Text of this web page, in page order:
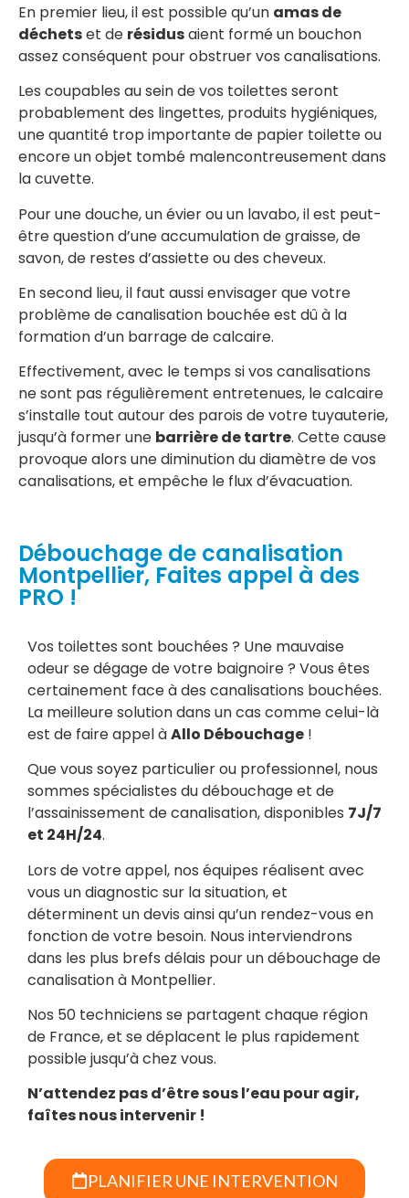
En premier lieu, il est possible qu’un amas de
déchetset de résidusaient formé un bouchon
assez conséquent pour obstruer vos canalisations.
Les coupables au sein de vos toilettes seront
probablement des lingettes, produits hygiéniques,
une quantité trop importante de papier toilette ou
encore un objet tombé malencontreusement dans
la cuvette.
Pour une douche, un évier ou un lavabo, il est peut-
être question d’une accumulation de graisse, de
savon, de restes d’assiette ou des cheveux.
En second lieu, il faut aussi envisager que votre
problème de canalisation bouchée est dû à la
formation d’un barrage de calcaire.
Effectivement, avec le temps si vos canalisations
ne sont pas régulièrement entretenues, le calcaire
s’installe tout autour des parois de votre tuyauterie,
jusqu’à former une barrière de tartre. Cette cause
provoque alors une diminution du diamètre de vos
canalisations, et empêche le flux d’évacuation.
Débouchage de canalisation
Montpellier, Faites appel à des
PRO !
Vos toilettes sont bouchées ? Une mauvaise
odeur se dégage de votre baignoire ? Vous êtes
certainement face à des canalisations bouchées.
La meilleure solution dans un cas comme celui-là
est de faire appel àAllo Débouchage !
Que vous soyez particulier ou professionnel, nous
sommes spécialistes du débouchage et de
l’assainissement de canalisation, disponibles 7J/7
et 24H/24.
Lors de votre appel, nos équipes réalisent avec
vous un diagnostic sur la situation, et
déterminent un devis ainsi qu’un rendez-vous en
fonction de votre besoin. Nous interviendrons
dans les plus brefs délais pour un débouchage de
canalisation à Montpellier.
Nos 50 techniciens se partagent chaque région
de France, et se déplacent le plus rapidement
possible jusqu’à chez vous.
N’attendez pas d’être sous l’eau pour agir,
faîtes nous intervenir !
PLANIFIER UNE INTERVENTION